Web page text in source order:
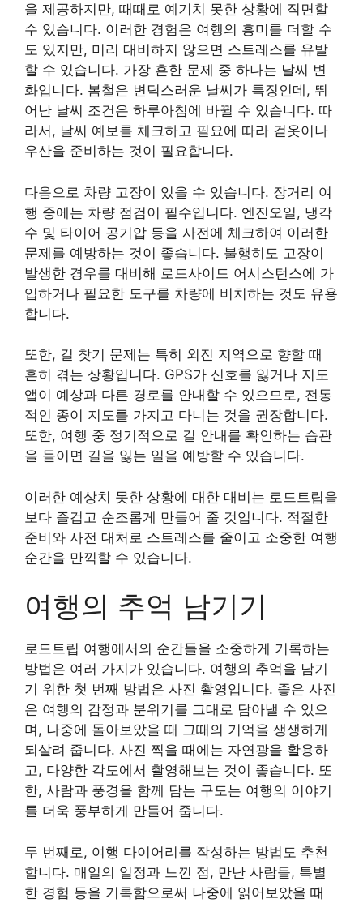
을 제공하지만, 때때로 예기치 못한 상황에 직면할
수 있습니다. 이러한 경험은 여행의 흥미를 더할 수
도 있지만, 미리 대비하지 않으면 스트레스를 유발
할 수 있습니다. 가장 흔한 문제 중 하나는 날씨 변
화입니다. 봄철은 변덕스러운 날씨가 특징인데, 뛰
어난 날씨 조건은 하루아침에 바뀔 수 있습니다. 따
라서, 날씨 예보를 체크하고 필요에 따라 겉옷이나
우산을 준비하는 것이 필요합니다.
다음으로 차량 고장이 있을 수 있습니다. 장거리 여
행 중에는 차량 점검이 필수입니다. 엔진오일, 냉각
수 및 타이어 공기압 등을 사전에 체크하여 이러한
문제를 예방하는 것이 좋습니다. 불행히도 고장이
발생한 경우를 대비해 로드사이드 어시스턴스에 가
입하거나 필요한 도구를 차량에 비치하는 것도 유용
합니다.
또한, 길 찾기 문제는 특히 외진 지역으로 향할 때
흔히 겪는 상황입니다. GPS가 신호를 잃거나 지도
앱이 예상과 다른 경로를 안내할 수 있으므로, 전통
적인 종이 지도를 가지고 다니는 것을 권장합니다.
또한, 여행 중 정기적으로 길 안내를 확인하는 습관
을 들이면 길을 잃는 일을 예방할 수 있습니다.
이러한 예상치 못한 상황에 대한 대비는 로드트립을
보다 즐겁고 순조롭게 만들어 줄 것입니다. 적절한
준비와 사전 대처로 스트레스를 줄이고 소중한 여행
순간을 만끽할 수 있습니다.
여행의 추억 남기기
로드트립 여행에서의 순간들을 소중하게 기록하는
방법은 여러 가지가 있습니다. 여행의 추억을 남기
기 위한 첫 번째 방법은 사진 촬영입니다. 좋은 사진
은 여행의 감정과 분위기를 그대로 담아낼 수 있으
며, 나중에 돌아보았을 때 그때의 기억을 생생하게
되살려 줍니다. 사진 찍을 때에는 자연광을 활용하
고, 다양한 각도에서 촬영해보는 것이 좋습니다. 또
한, 사람과 풍경을 함께 담는 구도는 여행의 이야기
를 더욱 풍부하게 만들어 줍니다.
두 번째로, 여행 다이어리를 작성하는 방법도 추천
합니다. 매일의 일정과 느낀 점, 만난 사람들, 특별
한 경험 등을 기록함으로써 나중에 읽어보았을 때